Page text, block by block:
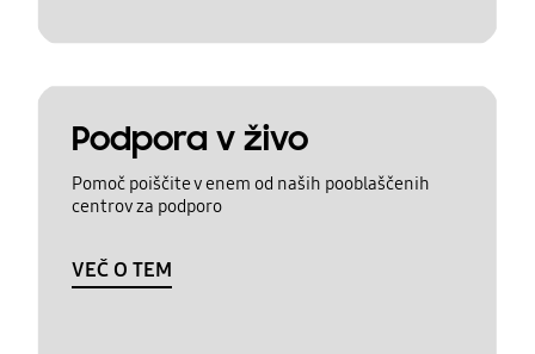
Podpora v živo
Pomoč poiščite v enem od naših pooblaščenih
centrov za podporo
VEČ O TEM